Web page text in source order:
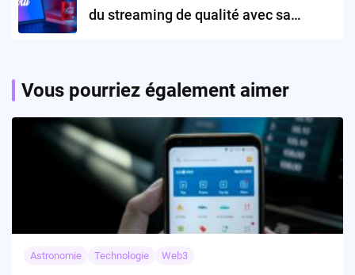
du streaming de qualité avec sa
Vous pourriez également aimer
Astronomie Technologie Web3